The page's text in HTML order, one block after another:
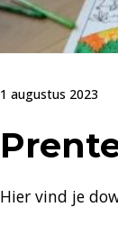
1 augustus 2023
Hier vind je